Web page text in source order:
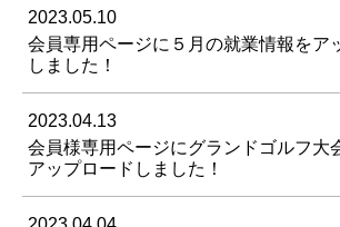
2023.05.10
会員専用ページに５月の就業情報をア
しました！
2023.04.13
会員様専用ページにグランドゴルフ大
アップロードしました！